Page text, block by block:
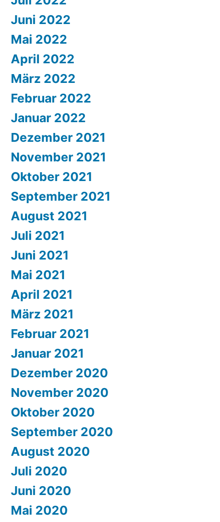
Juni 2022
Mai 2022
April 2022
März 2022
Februar 2022
Januar 2022
Dezember 2021
November 2021
Oktober 2021
September 2021
August 2021
Juli 2021
Juni 2021
Mai 2021
April 2021
März 2021
Februar 2021
Januar 2021
Dezember 2020
November 2020
Oktober 2020
September 2020
August 2020
Juli 2020
Juni 2020
Mai 2020